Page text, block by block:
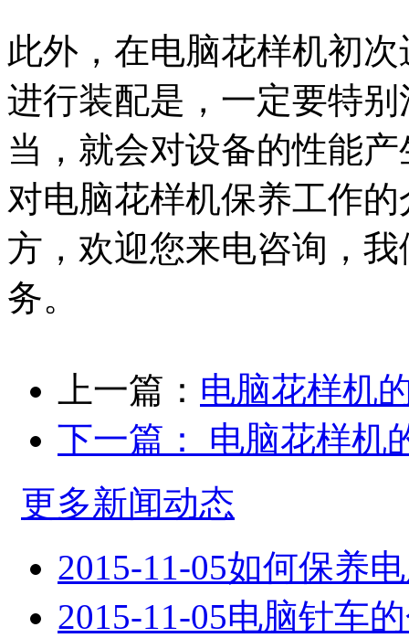
此外，在电脑花样机初
进行装配是，一定要特
当，就会对设备的性能
对电脑花样机保养工作
方，欢迎您来电咨询，
务。
上一篇： 电脑花样机
下一篇：
电脑花样机
更多新闻动态
2015-11-05如何保养
2015-11-05电脑针车